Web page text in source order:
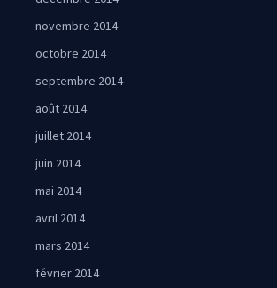
novembre 2014
octobre 2014
septembre 2014
août 2014
juillet 2014
juin 2014
mai 2014
avril 2014
mars 2014
février 2014